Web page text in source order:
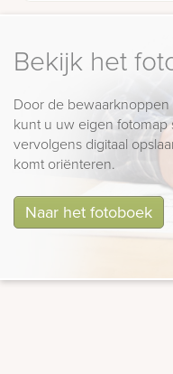
Bekijk het
Door de
kunt u uw eigen
vervolgens digitaal
komt oriënteren.
Naar het fotoboek